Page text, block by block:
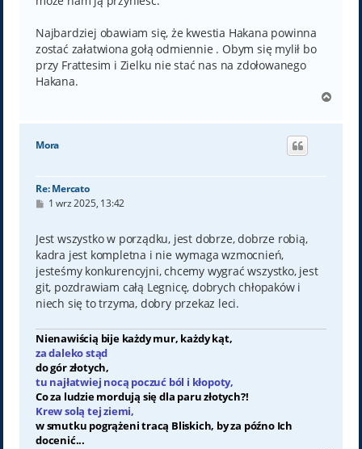
Najbardziej obawiam się, że kwestia Hakana powinna
zostać załatwiona gołą odmiennie . Obym się mylił bo
przy Frattesim i Zielku nie stać nas na zdołowanego
Hakana.
g
Mora
Re: Mercato
P
t
1 wrz 2025, 13:42
Jest wszystko w porządku, jest dobrze, dobrze robią,
kadra jest kompletna i nie wymaga wzmocnień,
jesteśmy konkurencyjni, chcemy wygrać wszystko, jest
git, pozdrawiam całą Legnicę, dobrych chłopaków i
niech się to trzyma, dobry przekaz leci.
Nienawiścią bije każdy mur, każdy kąt,
za daleko stąd
do gór złotych,
tu najłatwiej nocą poczuć ból i kłopoty,
Co za ludzie mordują się dla paru złotych?!
Krew solą tej ziemi,
w smutku pogrążeni tracą Bliskich, by za późno Ich
docenić...